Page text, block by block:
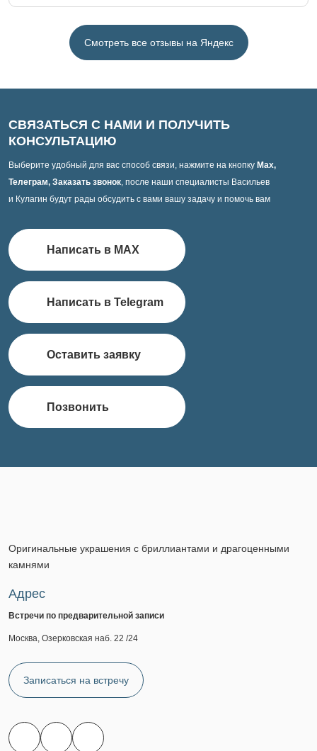
Смотреть все отзывы на Яндекс
СВЯЗАТЬСЯ С НАМИ И ПОЛУЧИТЬ
КОНСУЛЬТАЦИЮ
Выберите удобный для вас способ связи, нажмите на кнопку Max,
Телеграм, Заказать звонок, после наши специалисты Васильев
и Кулагин будут рады обсудить с вами вашу задачу и помочь вам
Написать в MAX
Написать в Telegram
Оставить заявку
Позвонить
Оригинальные украшения с бриллиантами и драгоценными
камнями
Адрес
Встречи по предварительной записи
Москва, Озерковская наб. 22 /24
Записаться на встречу